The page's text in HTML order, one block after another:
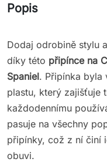
Popis
Dodaj odrobině stylu
díky této připínce na
Spaniel. Připínka byla
plastu, který zajišťuje
každodennímu
pasuje na všechny
připínky, což z ní činí
obuvi.